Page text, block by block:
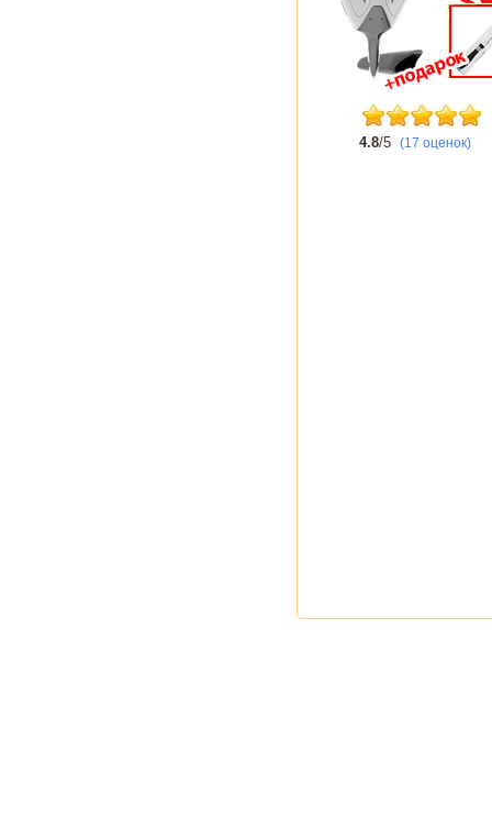
4.8/5 (17 оценок)